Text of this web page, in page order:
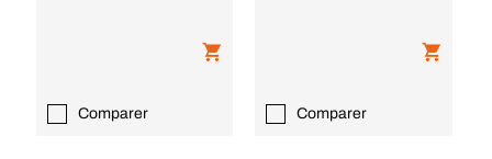
Comparer Comparer